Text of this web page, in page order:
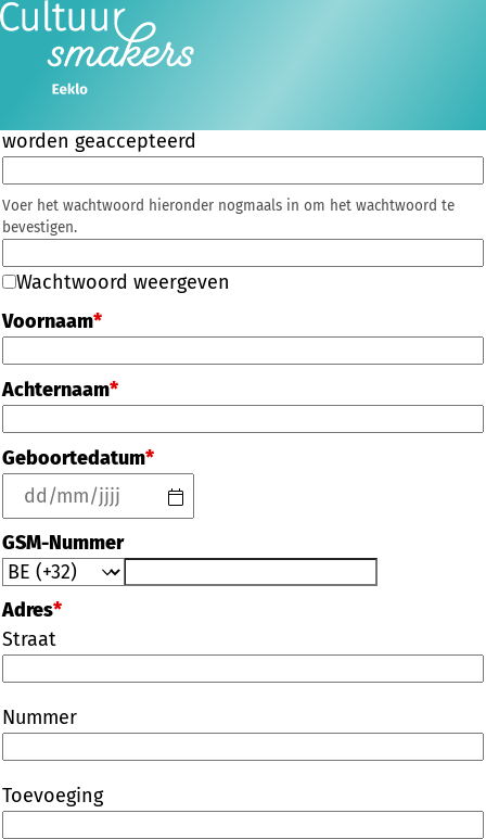
E-mailadres *
Wachtwoord
worden geaccepteerd
Voer het wachtwoord hieronder nogmaals in om het wachtwoord te
bevestigen.
Wachtwoord weergeven
Voornaam*
Achternaam*
Geboortedatum*
GSM-Nummer
Adres*
Straat
Nummer
Toevoeging